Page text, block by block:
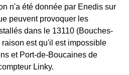
n'a été donnée par Enedis sur
peuvent provoquer les
dans le 13110 (Bouches-
est qu'il est impossible
et Port-de-Boucaines de
Linky.